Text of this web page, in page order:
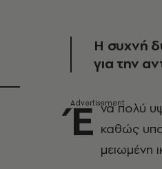
Η συχνή
για την
Έ να πολύ
καθώς
μειωμένη